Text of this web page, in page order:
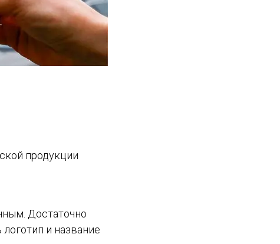
продукции
Достаточно
и название